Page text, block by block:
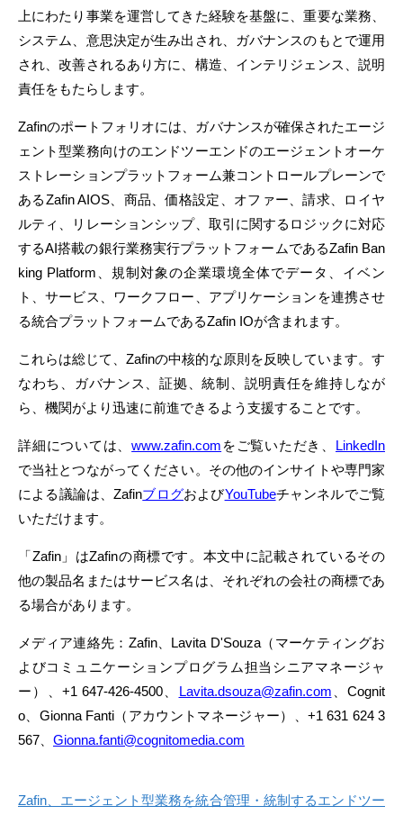
上にわたり事業を運営してきた経験を基盤に、重要な業務、
システム、意思決定が生み出され、ガバナンスのもとで運用
され、改善されるあり方に、構造、インテリジェンス、説明
責任をもたらします。
Zafinのポートフォリオには、ガバナンスが確保されたエージ
ェント型業務向けのエンドツーエンドのエージェントオーケ
ストレーションプラットフォーム兼コントロールプレーンで
あるZafin AIOS、商品、価格設定、オファー、請求、ロイヤ
ルティ、リレーションシップ、取引に関するロジックに対応
するAI搭載の銀行業務実行プラットフォームであるZafin Ban
king Platform、規制対象の企業環境全体でデータ、イベン
ト、サービス、ワークフロー、アプリケーションを連携させ
る統合プラットフォームであるZafin IOが含まれます。
これらは総じて、Zafinの中核的な原則を反映しています。す
なわち、ガバナンス、証拠、統制、説明責任を維持しなが
ら、機関がより迅速に前進できるよう支援することです。
詳細については、www.zafin.com をご覧いただき、 LinkedIn
で当社とつながってください。その他のインサイトや専門家
による議論は、ZafinブログおよびYouTubeチャンネルでご覧
いただけます。
「Zafin」はZafinの商標です。本文中に記載されているその
他の製品名またはサービス名は、それぞれの会社の商標であ
る場合があります。
メディア連絡先：Zafin、Lavita D'Souza（マーケティングお
よびコミュニケーションプログラム担当シニアマネージャ
ー）、+1 647-426-4500、 Lavita.dsouza@zafin.com 、Cognit
o、Gionna Fanti（アカウントマネージャー）、+1 631 624 3
567、 Gionna.fanti@cognitomedia.com
Zafin、エージェント型業務を統合管理・統制するエンドツー